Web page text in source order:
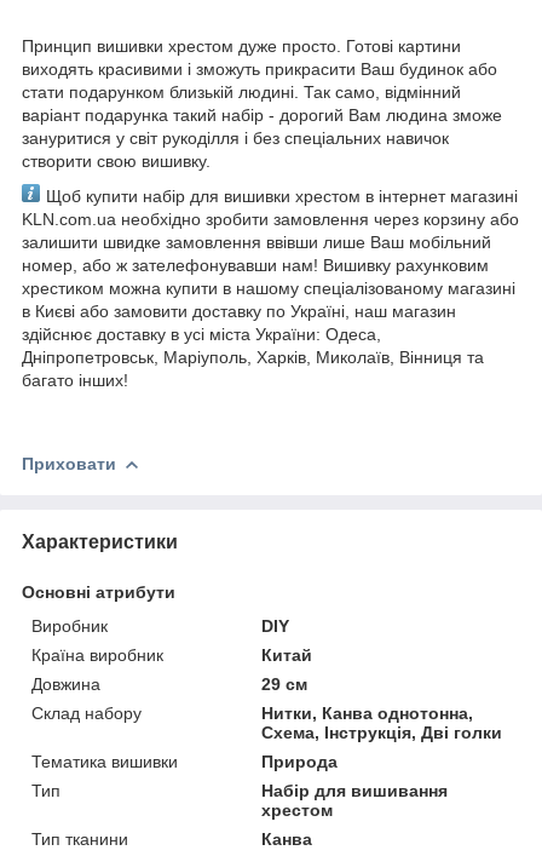
Принцип вишивки хрестом дуже просто. Готові картини
виходять красивими і зможуть прикрасити Ваш будинок або
стати подарунком близькій людині. Так само, відмінний
варіант подарунка такий набір - дорогий Вам людина зможе
зануритися у світ рукоділля і без спеціальних навичок
створити свою вишивку.
Щоб купити набір для вишивки хрестом в інтернет магазині
KLN.com.ua необхідно зробити замовлення через корзину або
залишити швидке замовлення ввівши лише Ваш мобільний
номер, або ж зателефонувавши нам! Вишивку рахунковим
хрестиком можна купити в нашому спеціалізованому магазині
в Києві або замовити доставку по Україні, наш магазин
здійснює доставку в усі міста України: Одеса,
Дніпропетровськ, Маріуполь, Харків, Миколаїв, Вінниця та
багато інших!
Приховати
Характеристики
Основні атрибути
Виробник
DIY
Країна виробник
Китай
Довжина
29 см
Склад набору
Нитки, Канва однотонна,
Схема, Інструкція, Дві голки
Тематика вишивки
Природа
Тип
Набір для вишивання
хрестом
Тип тканини
Канва